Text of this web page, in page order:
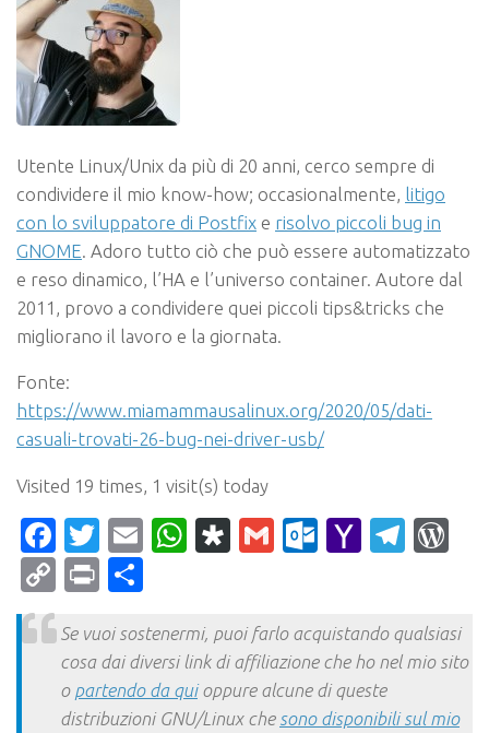
Utente Linux/Unix da più di 20 anni, cerco sempre di
condividere il mio know-how; occasionalmente, litigo
con lo sviluppatore di Postfix e risolvo piccoli bug in
GNOME . Adoro tutto ciò che può essere automatizzato
e reso dinamico, l’HA e l’universo container. Autore dal
2011, provo a condividere quei piccoli tips&tricks che
migliorano il lavoro e la giornata.
Fonte:
https://www.miamammausalinux.org/2020/05/dati-
casuali-trovati-26-bug-nei-driver-usb/
Visited 19 times, 1 visit(s) today
Facebook
Twitter
EmailWhatsApp
Diaspora
Gmail Yahoo
CopyPrint
Se vuoi sostenermi, puoi farlo acquistando qualsiasi
cosa dai diversi link di affiliazione che ho nel mio sito
o partendo da quioppure alcune di queste
distribuzioni GNU/Linux che sono disponibili sul mio